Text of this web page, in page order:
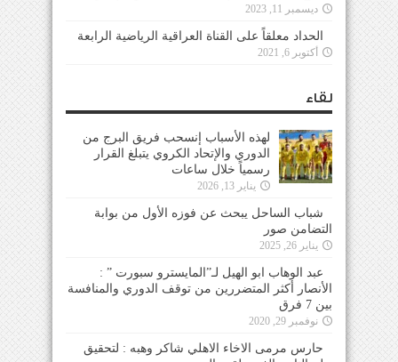
ديسمبر 11, 2023
الحداد معلقاً على القناة العراقية الرياضية الرابعة
أكتوبر 6, 2021
لقاء
لهذه الأسباب إنسحب فريق البرج من
الدوري والإتحاد الكروي يتبلغ القرار
رسمياً خلال ساعات
يناير 13, 2026
شباب الساحل يبحث عن فوزه الأول من بوابة
التضامن صور
يناير 26, 2025
عبد الوهاب ابو الهيل لـ”المايسترو سبورت ” :
الأنصار أكثر المتضررين من توقف الدوري والمنافسة
بين 7 فرق
نوفمبر 29, 2020
حارس مرمى الاخاء الاهلي شاكر وهبه : لتحقيق